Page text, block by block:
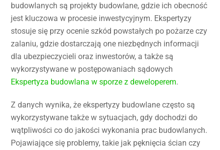
budowlanych są projekty budowlane, gdzie ich obecność
jest kluczowa w procesie inwestycyjnym. Ekspertyzy
stosuje się przy ocenie szkód powstałych po pożarze czy
zalaniu, gdzie dostarczają one niezbędnych informacji
dla ubezpieczycieli oraz inwestorów, a także są
wykorzystywane w postępowaniach sądowych
Ekspertyza budowlana w sporze z deweloperem.
Z danych wynika, że ekspertyzy budowlane często są
wykorzystywane także w sytuacjach, gdy dochodzi do
wątpliwości co do jakości wykonania prac budowlanych.
Pojawiające się problemy, takie jak pęknięcia ścian czy